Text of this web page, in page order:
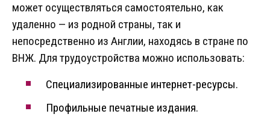
может осуществляться самостоятельно, как
удаленно — из родной страны, так и
непосредственно из Англии, находясь в стране по
ВНЖ. Для трудоустройства можно использовать:
Специализированные интернет-ресурсы.
Профильные печатные издания.